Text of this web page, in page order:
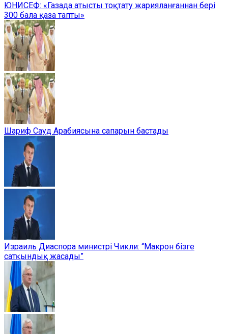
ЮНИСЕФ: «Газада атысты тоқтату жарияланғаннан бері
300 бала қаза тапты»
Шариф Сауд Арабиясына сапарын бастады
Израиль Диаспора министрі Чикли: “Макрон бізге
сатқындық жасады”